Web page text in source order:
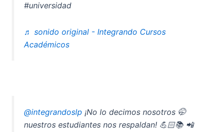
#universidad
♬ sonido original - Integrando Cursos
Académicos
@integrandoslp ¡No lo decimos nosotros 🤭
nuestros estudiantes nos respaldan! 💪🏻📚 📲